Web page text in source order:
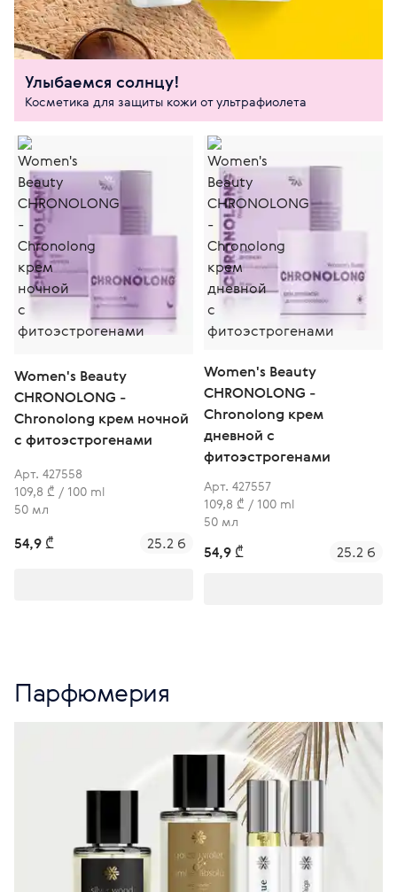
Улыбаемся солнцу!
Косметика для защиты кожи от ультрафиолета
Women's Beauty
CHRONOLONG -
Chronolong крем ночной
c фитоэстрогенами
Арт. 427558
109,8 ₾ / 100 ml
50 мл
54,9 ₾ 25.2 б
Women's Beauty
CHRONOLONG -
Chronolong крем
дневной с
фитоэстрогенами
Арт. 427557
109,8 ₾ / 100 ml
50 мл
54,9 ₾ 25.2 б
Парфюмерия